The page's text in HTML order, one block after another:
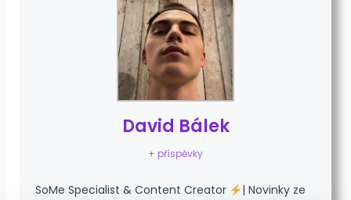
David Bálek
+ příspěvky
SoMe Specialist & Content Creator | Novinky ze